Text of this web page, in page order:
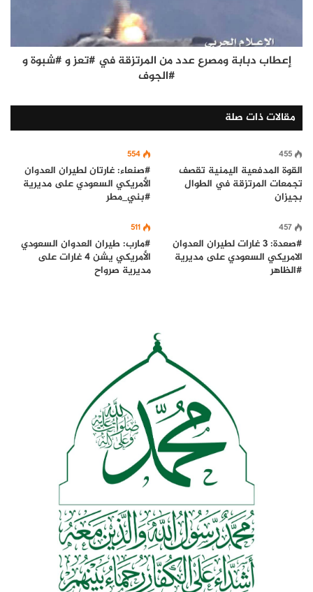
إعطاب دبابة ومصرع عدد من المرتزقة في #تعز و #شبوة و
#الجوف
مقالات ذات صلة
455
القوة المدفعية اليمنية تقصف
تجمعات المرتزقة في الطوال
بجيزان
554
#صنعاء: غارتان لطيران العدوان
الأمريكي السعودي على مديرية
#بني_مطر
457
#صعدة: 3 غارات لطيران العدوان
الامريكي السعودي على مديرية
#الظاهر
511
#مارب: طيران العدوان السعودي
الأمريكي يشن 4 غارات على
مديرية صرواح